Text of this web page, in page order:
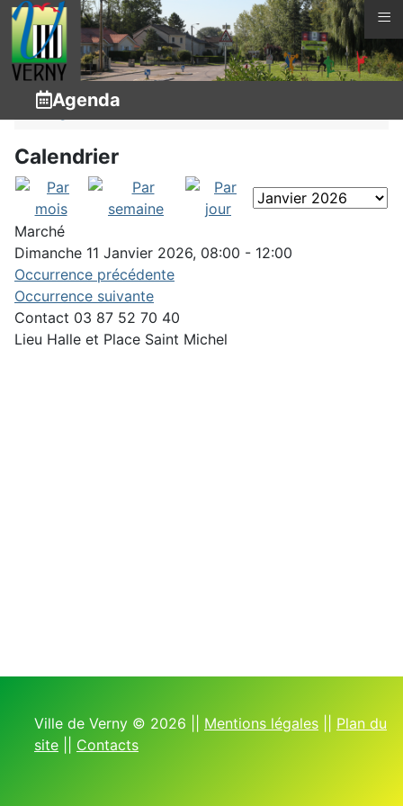
Vous êtes ici :
Agenda
Calendrier
Marché
Dimanche 11 Janvier 2026, 08:00 - 12:00
Occurrence précédente
Occurrence suivante
Contact 03 87 52 70 40
Lieu Halle et Place Saint Michel
Ville de Verny © 2026 || Mentions légales
Plan du
site
Contacts
Agenda
≡